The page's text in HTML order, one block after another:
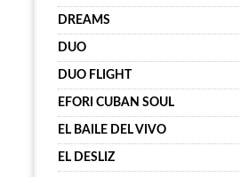
DREAMS
DUO
DUO FLIGHT
EFORI CUBAN SOUL
EL BAILE DEL VIVO
EL DESLIZ